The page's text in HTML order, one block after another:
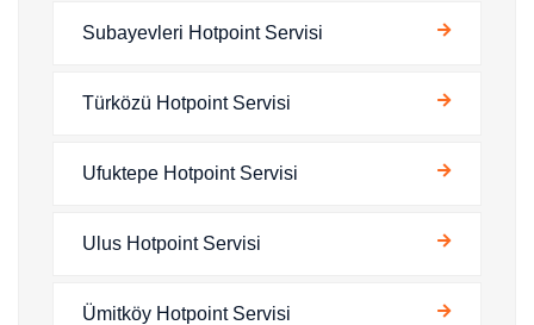
Subayevleri Hotpoint Servisi
Türközü Hotpoint Servisi
Ufuktepe Hotpoint Servisi
Ulus Hotpoint Servisi
Ümitköy Hotpoint Servisi